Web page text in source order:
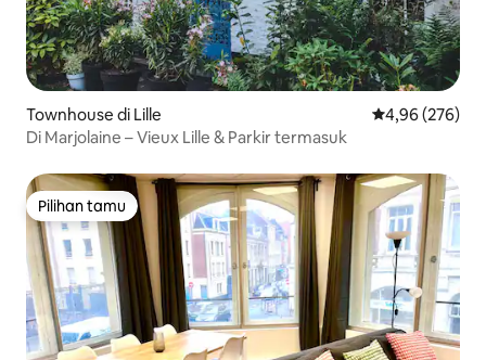
Townhouse di Lille Nilai rata-rata
4,96 (276)
Di Marjolaine – Vieux Lille & Parkir termasuk
Pilihan tamu
Pilihan tamu